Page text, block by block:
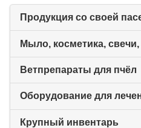
Продукция со своей
Ветпрепараты для пчёл
Оборудование для
Крупный инвентарь